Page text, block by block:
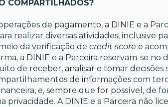
COMPARTILHADOS?
de pagamento, a DINIE e a
realizar diversas atividades, inclusive
da verificação de credit score e
a DINIE e a Parceira reservam-se
de receber, analisar e tomar decisões
de informações com
e, sempre que for possível, de
privacidade. A DINIE e a Parceira não